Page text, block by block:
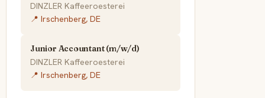
DINZLER Kaffeeroesterei
📍 Irschenberg, DE
Junior Accountant (m/w/d)
DINZLER Kaffeeroesterei
📍 Irschenberg, DE